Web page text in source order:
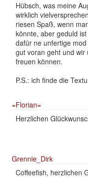
Hübsch, was meine
wirklich
riesen Spaß, wenn
könnte, aber geduld
dafür ne unfertige
gut voran geht und wir
freuen können.
P.S.: ich finde die
=Florian=
Herzlichen
Grennie_Dirk
Coffeefish, herzlichen